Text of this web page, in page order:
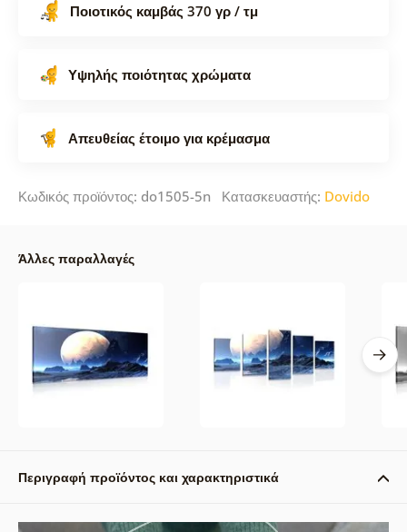
Ποιοτικός καμβάς 370 γρ / τμ
Υψηλής ποιότητας χρώματα
Απευθείας έτοιμο για κρέμασμα
Κωδικός προϊόντος: do1505-5n Κατασκευαστής: Dovido
Άλλες παραλλαγές
Περιγραφή προϊόντος και χαρακτηριστικά